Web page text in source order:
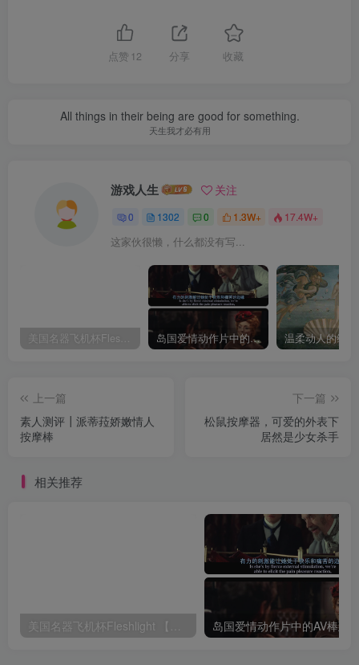
点赞 12 分享 收藏
All things in their being are good for something.
天生我才必有用
游戏人生 关注
0 1302 0 1.3W+ 17.4W+
这家伙很懒，什么都没有写...
美国名器飞机杯Fleshlight 【Quickshot-Vantage 双头飞机杯】完全评测 岛国爱情动作片中的AV棒到底有多猛？成人用品震动棒的发展史！
上一篇
素人测评┃派蒂菈娇嫩情人
按摩棒
下一篇
松鼠按摩器，可爱的外表下
居然是少女杀手
相关推荐
美国名器飞机杯Fleshlight 【Quickshot-Vantage 双头飞机杯】完全评测